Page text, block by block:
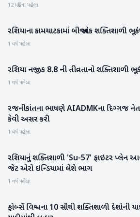
12 મહિના પહેલા
આંતરરાષ્ટ્રીય
રશિયાના કામચાટકામાં બીજો એક શક્તિશાળી
1 વર્ષ પહેલા
આંતરરાષ્ટ્રીય
રશિયા નજીક 8.8 ની તીવ્રતાનો શક્તિશાળી
1 વર્ષ પહેલા
રાષ્ટ્રીય
રજનીકાંતના ભાષણે AIADMKના દિગ્ગજ
કેવી અસર કરી
1 વર્ષ પહેલા
આંતરરાષ્ટ્રીય
રશિયાનું શક્તિશાળી 'Su-57' ફાઇટર પ્લેન
જેટ એરો ઇન્ડિયામાં લેશે ભાગ
1 વર્ષ પહેલા
આંતરરાષ્ટ્રીય
ફોર્બ્સે વિશ્વના 10 સૌથી શક્તિશાળી દેશોની